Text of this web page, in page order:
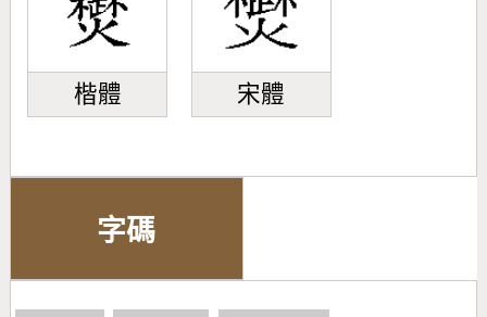
楷體 宋體
字碼